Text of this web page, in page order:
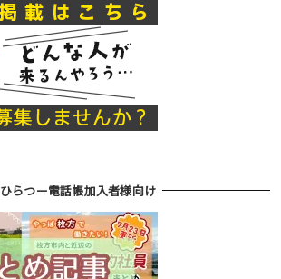
ひらつー電話帳加入者様向け